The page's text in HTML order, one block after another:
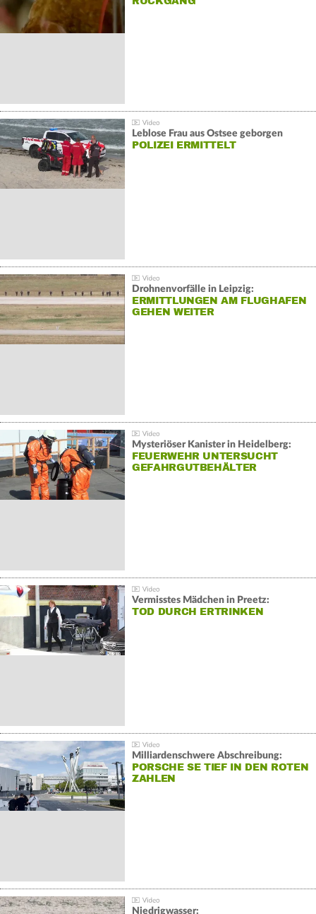
Leblose Frau aus Ostsee geborgen
POLIZEI ERMITTELT
Drohnenvorfälle in Leipzig:
ERMITTLUNGEN AM FLUGHAFEN
GEHEN WEITER
Mysteriöser Kanister in Heidelberg:
FEUERWEHR UNTERSUCHT
GEFAHRGUTBEHÄLTER
Vermisstes Mädchen in Preetz:
TOD DURCH ERTRINKEN
Milliardenschwere Abschreibung:
PORSCHE SE TIEF IN DEN ROTEN
ZAHLEN
Niedrigwasser: